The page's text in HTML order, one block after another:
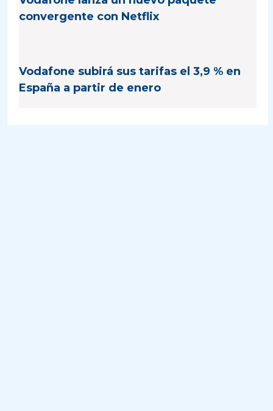
convergente con Netflix
Vodafone subirá sus tarifas el 3,9 % en
España a partir de enero